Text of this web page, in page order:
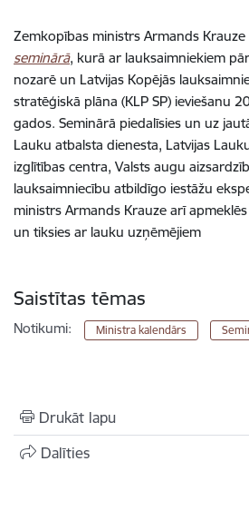
Zemkopības ministrs Armands Krauze
seminārā, kurā ar lauksaimniekiem
nozarē un Latvijas Kopējās
stratēģiskā plāna (KLP SP) ieviešanu
gados. Seminārā piedalīsies un uz
Lauku atbalsta dienesta, Latvijas
izglītības centra, Valsts augu
lauksaimniecību atbildīgo iestāžu
ministrs Armands Krauze arī
un tiksies ar lauku uzņēmējiem
Saistītas tēmas
Notikumi: Ministra kalendārs
Drukāt lapu
Dalīties